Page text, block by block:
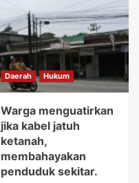
Daerah Hukum
Warga menguatirkan
jika kabel jatuh
ketanah,
membahayakan
penduduk sekitar.